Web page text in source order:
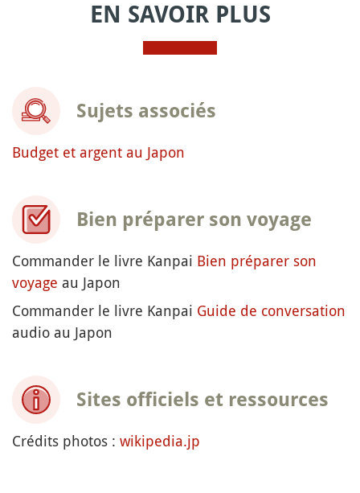
EN SAVOIR PLUS
Sujets associés
Budget et argent au Japon
Bien préparer son voyage
Commander le livre Kanpai Bien préparer son
voyage au Japon
Commander le livre Kanpai Guide de conversation
audio au Japon
Sites officiels et ressources
Crédits photos : wikipedia.jp